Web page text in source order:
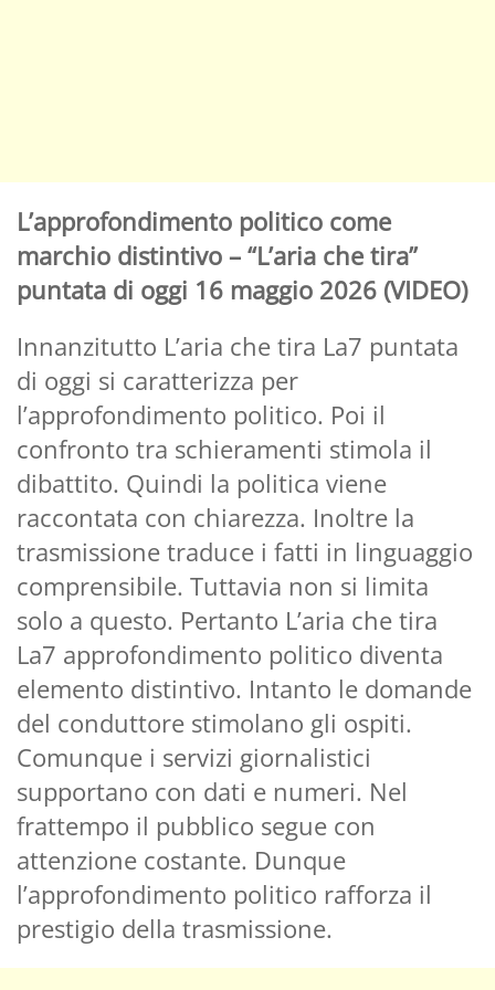
L’approfondimento politico come
marchio distintivo – “L’aria che tira”
puntata di oggi 16 maggio 2026 (VIDEO)
Innanzitutto L’aria che tira La7 puntata
di oggi si caratterizza per
l’approfondimento politico. Poi il
confronto tra schieramenti stimola il
dibattito. Quindi la politica viene
raccontata con chiarezza. Inoltre la
trasmissione traduce i fatti in linguaggio
comprensibile. Tuttavia non si limita
solo a questo. Pertanto L’aria che tira
La7 approfondimento politico diventa
elemento distintivo. Intanto le domande
del conduttore stimolano gli ospiti.
Comunque i servizi giornalistici
supportano con dati e numeri. Nel
frattempo il pubblico segue con
attenzione costante. Dunque
l’approfondimento politico rafforza il
prestigio della trasmissione.